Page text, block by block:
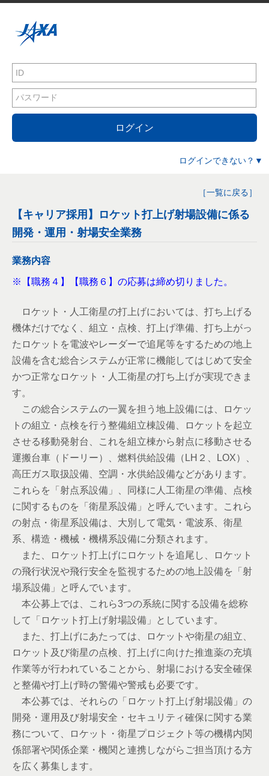
ログイン
ログインできない？▼
［一覧に戻る］
【キャリア採用】ロケット打上げ射場設備に係る
開発・運用・射場安全業務
業務内容
※【職務４】【職務６】の応募は締め切りました。
ロケット・人工衛星の打上げにおいては、打ち上げる
機体だけでなく、組立・点検、打上げ準備、打ち上がっ
たロケットを電波やレーダーで追尾等をするための地上
設備を含む総合システムが正常に機能してはじめて安全
かつ正常なロケット・人工衛星の打ち上げが実現できま
す。
この総合システムの一翼を担う地上設備には、ロケッ
トの組立・点検を行う整備組立棟設備、ロケットを起立
させる移動発射台、これを組立棟から射点に移動させる
運搬台車（ドーリー）、燃料供給設備（LH２、LOX）、
高圧ガス取扱設備、空調・水供給設備などがあります。
これらを「射点系設備」、同様に人工衛星の準備、点検
に関するものを「衛星系設備」と呼んでいます。これら
の射点・衛星系設備は、大別して電気・電波系、衛星
系、構造・機械・機構系設備に分類されます。
また、ロケット打上げにロケットを追尾し、ロケット
の飛行状況や飛行安全を監視するための地上設備を「射
場系設備」と呼んでいます。
本公募上では、これら3つの系統に関する設備を総称
して「ロケット打上げ射場設備」としています。
また、打上げにあたっては、ロケットや衛星の組立、
ロケット及び衛星の点検、打上げに向けた推進薬の充填
作業等が行われていることから、射場における安全確保
と整備や打上げ時の警備や警戒も必要です。
本公募では、それらの「ロケット打上げ射場設備」の
開発・運用及び射場安全・セキュリティ確保に関する業
務について、ロケット・衛星プロジェクト等の機構内関
係部署や関係企業・機関と連携しながらご担当頂ける方
を広く募集します。